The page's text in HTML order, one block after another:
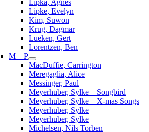
Lipke, Evelyn
Kim, Suwon
Krug, Dagmar
Lueken, Gert
Lorentzen, Ben
M – P
MacDuffie, Carrington
Meregaglia, Alice
Messinger, Paul
Meyerhuber, Sylke – Songbird
Meyerhuber, Sylke – X-mas Songs
Meyerhuber, Sylke
Meyerhuber, Sylke
Michelsen, Nils Torben